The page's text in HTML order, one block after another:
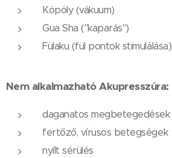
Köpöly (vákuum)
Gua Sha ("kaparás")
Fülaku (fül pontok stimulálása)
Nem alkalmazható Akupresszúra:
daganatos megbetegedések
fertőző, vírusos betegségek
nyílt sérülés